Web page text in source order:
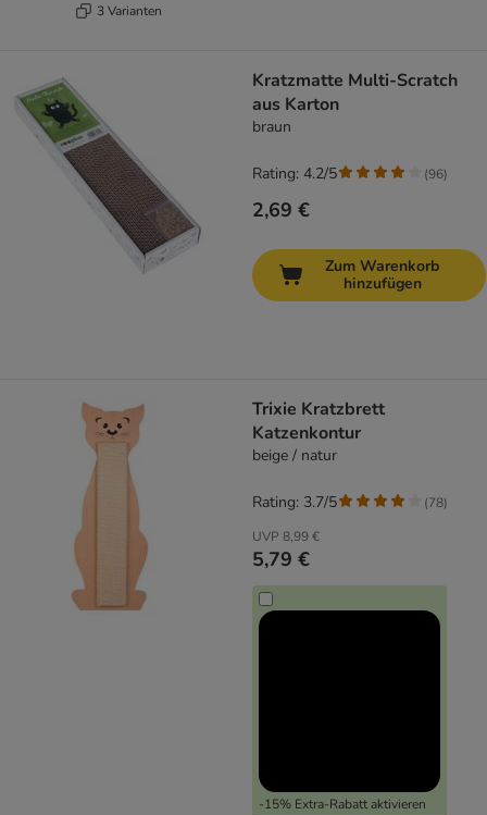
3 Varianten
Kratzmatte Multi-Scratch
aus Karton
braun
2,69 €
Rating: 4.2/5 (96)
Zum Warenkorb
hinzufügen
Trixie Kratzbrett
Katzenkontur
beige / natur
UVP 8,99 €
5,79 €
-15% Extra-Rabatt aktivieren
Rating: 3.7/5 (78)